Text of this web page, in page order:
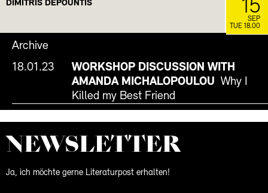
DIMITRIS DEPOUNTIS
Archive
18.01.23
WORKSHOP DISCUSSION WITH
AMANDA MICHALOPOULOU Why I
Killed my Best Friend
NEWS­LETTER
Ja, ich möchte gerne Literaturpost erhalten!
15
SEP
TUE 18.00